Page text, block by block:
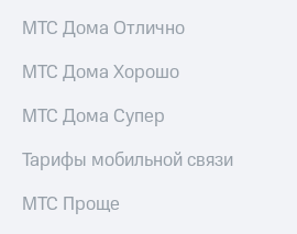
Программа
приобретения
Порядок
выкупа
акций
Дивиденды
облигаций
МТС Дома Отлично
МТС Дома Хорошо
МТС Дома Супер
Тарифы мобильной связи
МТС Проще